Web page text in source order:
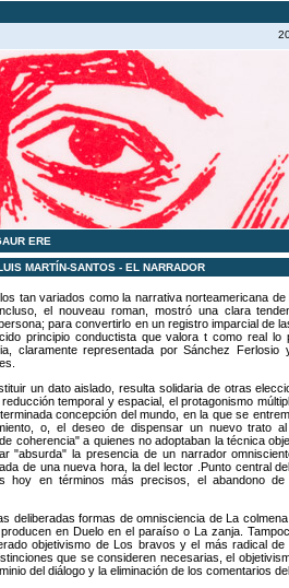
ERE
MARTÍN-SANTOS - EL NARRADOR
tan variados como la narrativa norteamericana
el nouveau roman, mostró una clara
para convertirlo en un registro imparcial de
principio conductista que valora t como real lo
claramente representada por Sánchez Ferlosio
un dato aislado, resulta solidaria de otras
temporal y espacial, el protagonismo
concepción del mundo, en la que se
o, el deseo de dispensar un nuevo trato
coherencia" a quienes no adoptaban la técnica
"absurda" la presencia de un narrador
de una nueva hora, la del lector .Punto central
hoy en términos más precisos, el abandono
deliberadas formas de omnisciencia de La
en Duelo en el paraíso o La zanja.
objetivismo de Los bravos y el más radical de
que se consideren necesarias, el
del diálogo y la eliminación de los comentarios del